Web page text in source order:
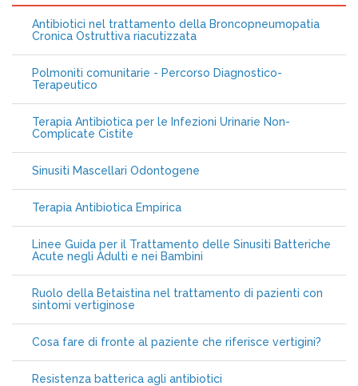
Antibiotici nel trattamento della Broncopneumopatia
Cronica Ostruttiva riacutizzata
Polmoniti comunitarie - Percorso Diagnostico-
Terapeutico
Terapia Antibiotica per le Infezioni Urinarie Non-
Complicate Cistite
Sinusiti Mascellari Odontogene
Terapia Antibiotica Empirica
Linee Guida per il Trattamento delle Sinusiti Batteriche
Acute negli Adulti e nei Bambini
Ruolo della Betaistina nel trattamento di pazienti con
sintomi vertiginose
Cosa fare di fronte al paziente che riferisce vertigini?
Resistenza batterica agli antibiotici